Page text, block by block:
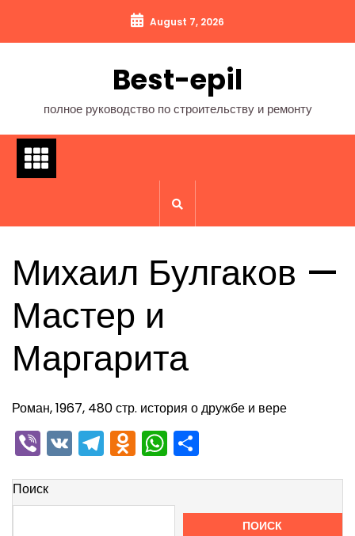
содержимому
August 7, 2026
Best-epil
полное руководство по строительству и ремонту
Михаил Булгаков —
Мастер и
Маргарита
Роман, 1967, 480 стр. история о дружбе и вере
Viber
VKTelegram
Odnoklassniki
WhatsApp
Поиск
ПОИСК